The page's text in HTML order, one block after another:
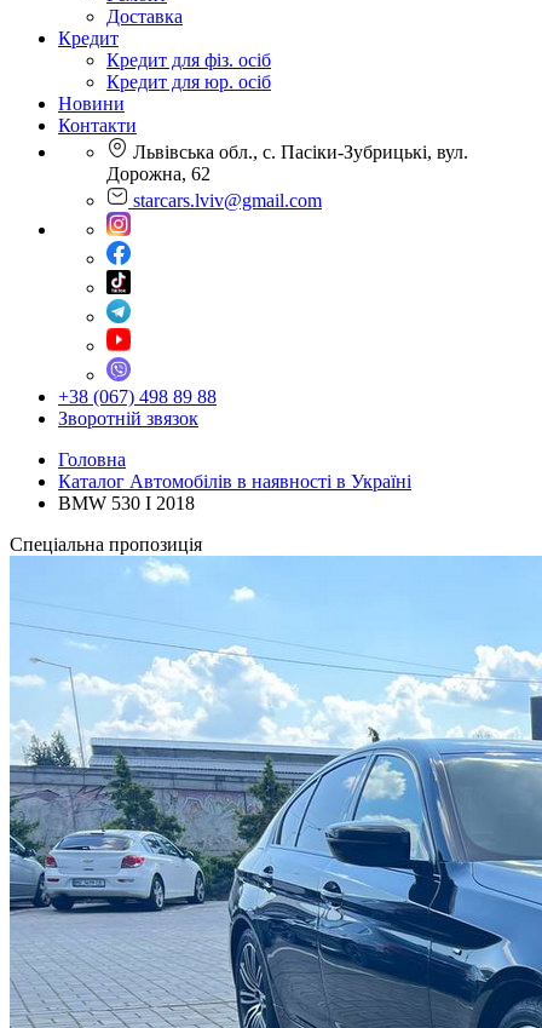
Доставка
Кредит
Кредит для фіз. осіб
Кредит для юр. осіб
Новини
Контакти
Львівська обл., с. Пасіки-Зубрицькі, вул.
Дорожна, 62
starcars.lviv@gmail.com
+38 (067) 498 89 88
Зворотній звязок
Головна
Каталог Автомобілів в наявності в Україні
BMW 530 I 2018
Спеціальна пропозиція